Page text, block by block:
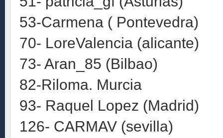
53-Carmena ( Pontevedra)
70- LoreValencia (alicante)
73- Aran_85 (Bilbao)
82-Riloma. Murcia
93- Raquel Lopez (Madrid)
126- CARMAV (sevilla)